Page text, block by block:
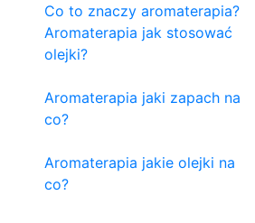
Co to znaczy aromaterapia?
Aromaterapia jak stosować
olejki?
Aromaterapia jaki zapach na
co?
Aromaterapia jakie olejki na
co?